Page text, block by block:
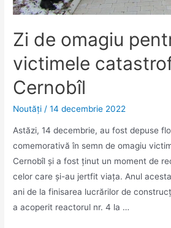
Zi de omagiu
victimele
Cernobîl
Noutăţi /14 decembrie 2022
Astăzi, 14 decembrie, au fost depuse
comemorativă în semn de omagiu
Cernobîl și a fost ținut un moment de
celor care și-au jertfit viața. Anul
ani de la finisarea lucrărilor de
a acoperit reactorul nr. 4 la …